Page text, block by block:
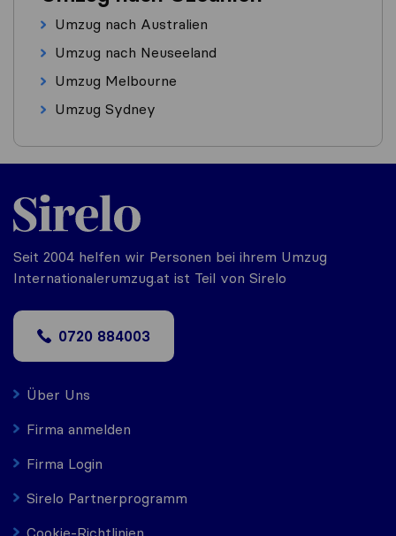
Umzug nach Australien
Umzug nach Neuseeland
Umzug Melbourne
Umzug Sydney
Seit 2004 helfen wir Personen bei ihrem Umzug
Internationalerumzug.at ist Teil von Sirelo
0720 884003
Über Uns
Firma anmelden
Firma Login
Sirelo Partnerprogramm